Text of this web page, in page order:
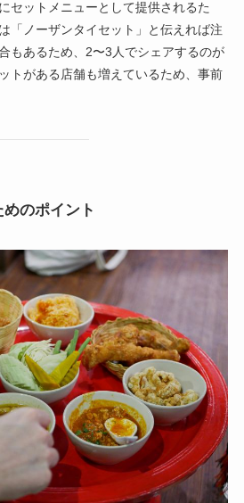
セットメニューとして提供されるた
「ノーザンタイセット」と伝えれば注
もあるため、2〜3人でシェアするのが
トがある店舗も増えているため、事前
のポイント